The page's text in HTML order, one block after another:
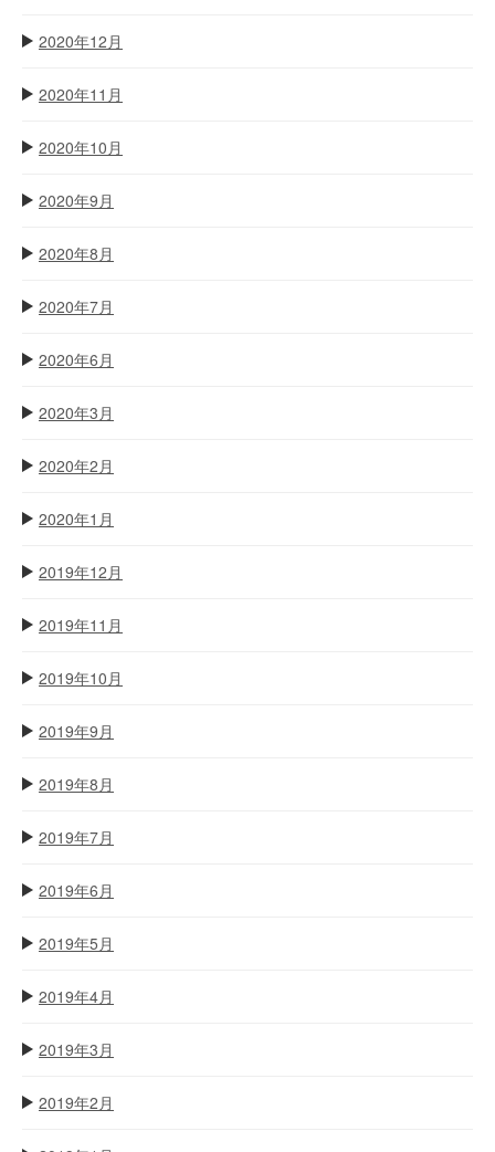
2020年12月
2020年11月
2020年10月
2020年9月
2020年8月
2020年7月
2020年6月
2020年3月
2020年2月
2020年1月
2019年12月
2019年11月
2019年10月
2019年9月
2019年8月
2019年7月
2019年6月
2019年5月
2019年4月
2019年3月
2019年2月